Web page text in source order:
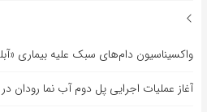
واکسیناسیون دام‌های سبک علیه بیماری
آغاز عملیات اجرایی پل دوم آب نما رودان